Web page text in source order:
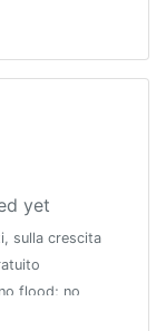
yet
sulla crescita
flood; no
di